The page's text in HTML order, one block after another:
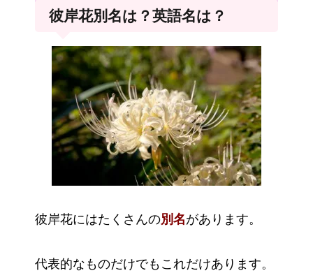
彼岸花別名は？英語名は？
彼岸花にはたくさんの別名があります。
代表的なものだけでもこれだけあります。